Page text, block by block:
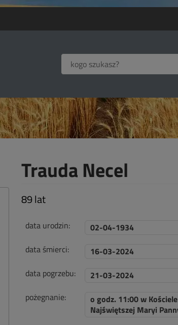
Trauda Necel
89 lat
data urodzin:
02-04-1934
data śmierci:
16-03-2024
data pogrzebu:
21-03-2024
pożegnanie:
o godz. 11:00 w
Najświętszej Maryi